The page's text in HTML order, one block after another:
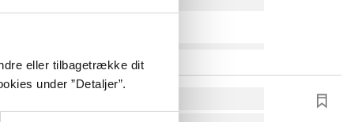
eller tilbagetrække dit
under ”Detaljer”.